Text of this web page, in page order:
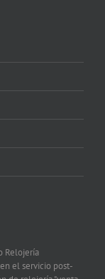
Relojería
el servicio post-